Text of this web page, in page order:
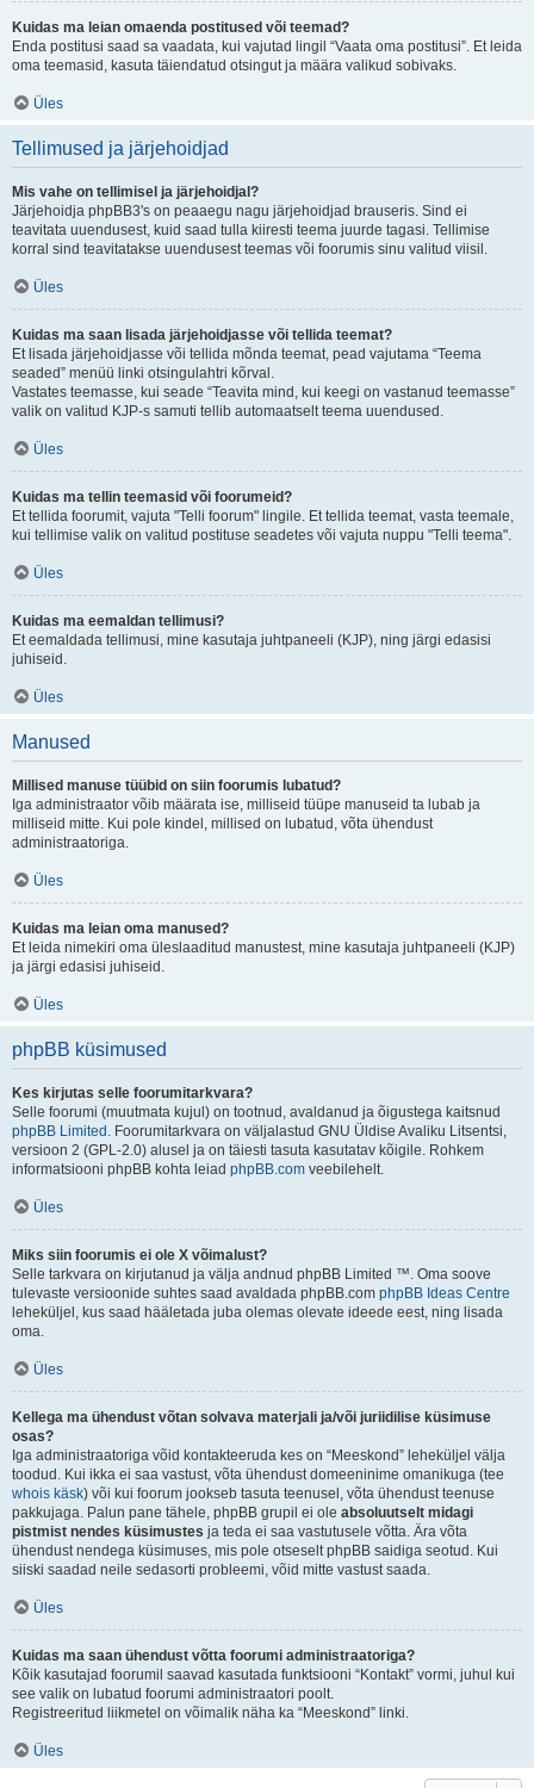
Kuidas ma leian omaenda postitused või teemad?
Enda postitusi saad sa vaadata, kui vajutad lingil “Vaata oma postitusi”. Et leida
oma teemasid, kasuta täiendatud otsingut ja määra valikud sobivaks.
Üles
Tellimused ja järjehoidjad
Mis vahe on tellimisel ja järjehoidjal?
Järjehoidja phpBB3's on peaaegu nagu järjehoidjad brauseris. Sind ei
teavitata uuendusest, kuid saad tulla kiiresti teema juurde tagasi. Tellimise
korral sind teavitatakse uuendusest teemas või foorumis sinu valitud viisil.
Üles
Kuidas ma saan lisada järjehoidjasse või tellida teemat?
Et lisada järjehoidjasse või tellida mõnda teemat, pead vajutama “Teema
seaded” menüü linki otsingulahtri kõrval.
Vastates teemasse, kui seade “Teavita mind, kui keegi on vastanud teemasse”
valik on valitud KJP-s samuti tellib automaatselt teema uuendused.
Üles
Kuidas ma tellin teemasid või foorumeid?
Et tellida foorumit, vajuta "Telli foorum" lingile. Et tellida teemat, vasta teemale,
kui tellimise valik on valitud postituse seadetes või vajuta nuppu "Telli teema".
Üles
Kuidas ma eemaldan tellimusi?
Et eemaldada tellimusi, mine kasutaja juhtpaneeli (KJP), ning järgi edasisi
juhiseid.
Üles
Manused
Millised manuse tüübid on siin foorumis lubatud?
Iga administraator võib määrata ise, milliseid tüüpe manuseid ta lubab ja
milliseid mitte. Kui pole kindel, millised on lubatud, võta ühendust
administraatoriga.
Üles
Kuidas ma leian oma manused?
Et leida nimekiri oma üleslaaditud manustest, mine kasutaja juhtpaneeli (KJP)
ja järgi edasisi juhiseid.
Üles
phpBB küsimused
Kes kirjutas selle foorumitarkvara?
Selle foorumi (muutmata kujul) on tootnud, avaldanud ja õigustega kaitsnud
phpBB Limited . Foorumitarkvara on väljalastud GNU Üldise Avaliku Litsentsi,
versioon 2 (GPL-2.0) alusel ja on täiesti tasuta kasutatav kõigile. Rohkem
informatsiooni phpBB kohta leiad phpBB.com veebilehelt.
Üles
Miks siin foorumis ei ole X võimalust?
Selle tarkvara on kirjutanud ja välja andnud phpBB Limited ™. Oma soove
tulevaste versioonide suhtes saad avaldada phpBB.com phpBB Ideas Centre
leheküljel, kus saad hääletada juba olemas olevate ideede eest, ning lisada
oma.
Üles
Kellega ma ühendust võtan solvava materjali ja/või juriidilise küsimuse
osas?
Iga administraatoriga võid kontakteeruda kes on “Meeskond” leheküljel välja
toodud. Kui ikka ei saa vastust, võta ühendust domeeninime omanikuga (tee
whois käsk) või kui foorum jookseb tasuta teenusel, võta ühendust teenuse
pakkujaga. Palun pane tähele, phpBB grupil ei ole absoluutselt midagi
pistmist nendes küsimustes ja teda ei saa vastutusele võtta. Ära võta
ühendust nendega küsimuses, mis pole otseselt phpBB saidiga seotud. Kui
siiski saadad neile sedasorti probleemi, võid mitte vastust saada.
Üles
Kuidas ma saan ühendust võtta foorumi administraatoriga?
Kõik kasutajad foorumil saavad kasutada funktsiooni “Kontakt” vormi, juhul kui
see valik on lubatud foorumi administraatori poolt.
Registreeritud liikmetel on võimalik näha ka “Meeskond” linki.
Üles